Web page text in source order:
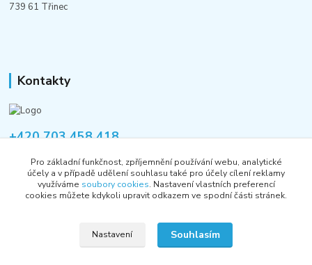
739 61 Třinec
Kontakty
+420 703 458 418
informace@rgshop.cz
Pro základní funkčnost, zpříjemnění používání webu, analytické
účely a v případě udělení souhlasu také pro účely cílení reklamy
využíváme soubory cookies. Nastavení vlastních preferencí
cookies můžete kdykoli upravit odkazem ve spodní části stránek.
Nastavení Souhlasím